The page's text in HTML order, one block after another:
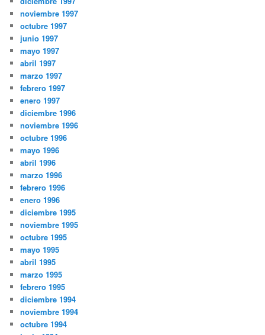
noviembre 1997
octubre 1997
junio 1997
mayo 1997
abril 1997
marzo 1997
febrero 1997
enero 1997
diciembre 1996
noviembre 1996
octubre 1996
mayo 1996
abril 1996
marzo 1996
febrero 1996
enero 1996
diciembre 1995
noviembre 1995
octubre 1995
mayo 1995
abril 1995
marzo 1995
febrero 1995
diciembre 1994
noviembre 1994
octubre 1994